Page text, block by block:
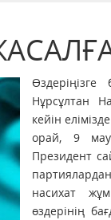
Нұрсұлтан
кейін
орай, 9
Президент
насихат
өзде­рінің